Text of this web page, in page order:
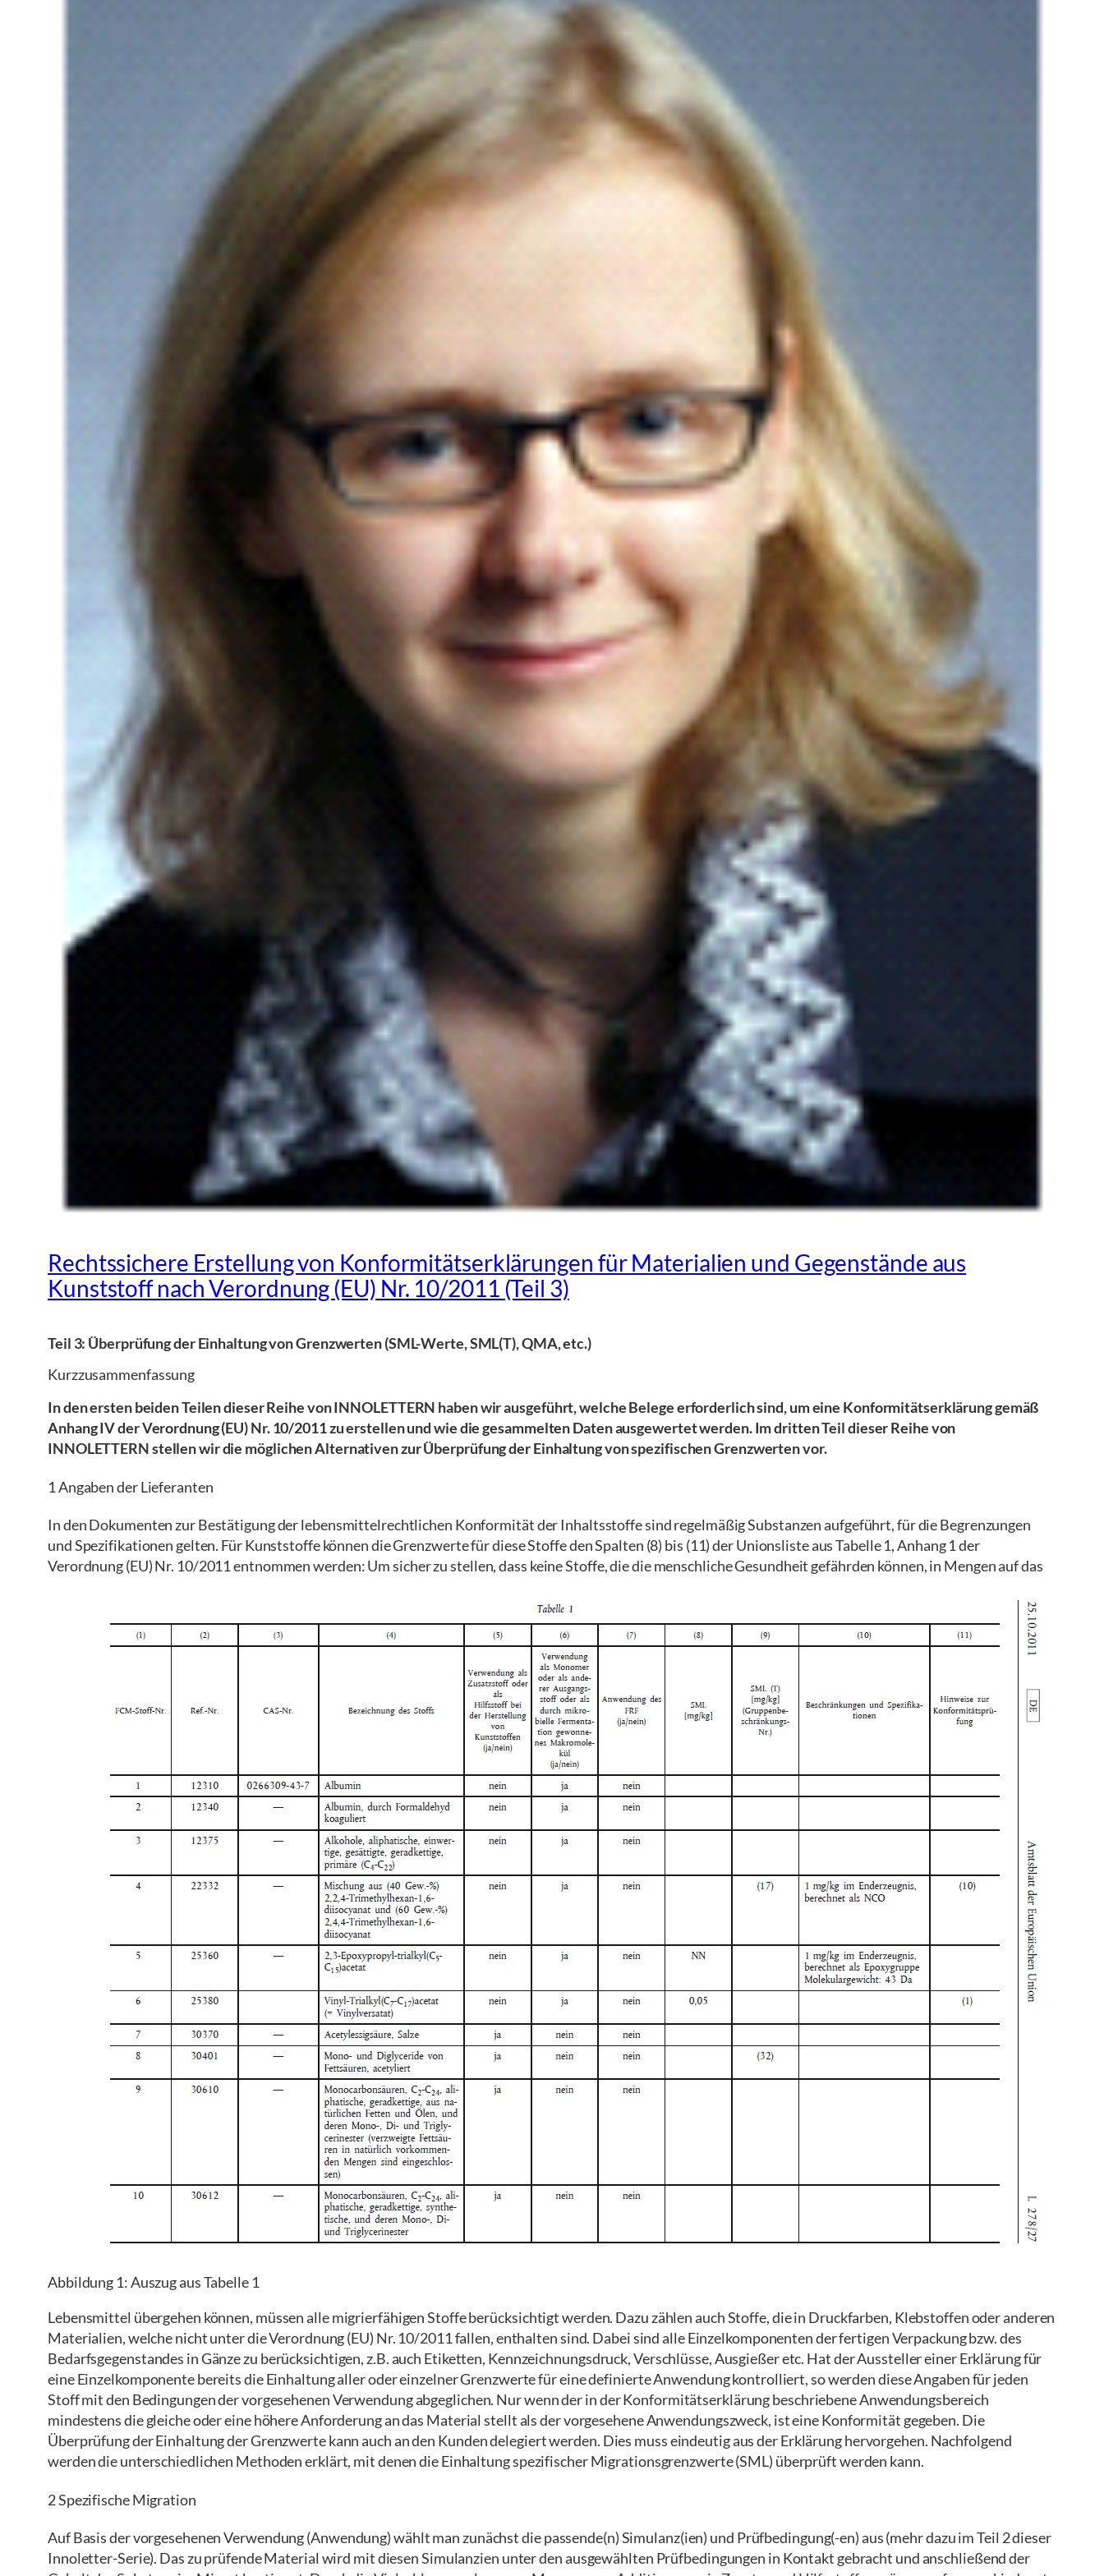
Rechtssichere Erstellung von Konformitätserklärungen für Materialien und Gegenstände aus
Kunststoff nach Verordnung (EU) Nr. 10/2011 (Teil 3)
Teil 3: Überprüfung der Einhaltung von Grenzwerten (SML-Werte, SML(T), QMA, etc.)
Kurzzusammenfassung
In den ersten beiden Teilen dieser Reihe von INNOLETTERN haben wir ausgeführt, welche Belege erforderlich sind, um eine Konformitätserklärung gemäß
Anhang IV der Verordnung (EU) Nr. 10/2011 zu erstellen und wie die gesammelten Daten ausgewertet werden. Im dritten Teil dieser Reihe von
INNOLETTERN stellen wir die möglichen Alternativen zur Überprüfung der Einhaltung von spezifischen Grenzwerten vor.
1 Angaben der Lieferanten
In den Dokumenten zur Bestätigung der lebensmittelrechtlichen Konformität der Inhaltsstoffe sind regelmäßig Substanzen aufgeführt, für die Begrenzungen
und Spezifikationen gelten. Für Kunststoffe können die Grenzwerte für diese Stoffe den Spalten (8) bis (11) der Unionsliste aus Tabelle 1, Anhang 1 der
Verordnung (EU) Nr. 10/2011 entnommen werden:
Abbildung 1: Auszug aus Tabelle 1
Um sicher zu stellen, dass keine Stoffe, die die menschliche Gesundheit gefährden können, in Mengen auf das
Lebensmittel übergehen können, müssen alle migrierfähigen Stoffe berücksichtigt werden. Dazu zählen auch Stoffe, die in Druckfarben, Klebstoffen oder anderen
Materialien, welche nicht unter die Verordnung (EU) Nr. 10/2011 fallen, enthalten sind. Dabei sind alle Einzelkomponenten der fertigen Verpackung bzw. des
Bedarfsgegenstandes in Gänze zu berücksichtigen, z.B. auch Etiketten, Kennzeichnungsdruck, Verschlüsse, Ausgießer etc. Hat der Aussteller einer Erklärung für
eine Einzelkomponente bereits die Einhaltung aller oder einzelner Grenzwerte für eine definierte Anwendung kontrolliert, so werden diese Angaben für jeden
Stoff mit den Bedingungen der vorgesehenen Verwendung abgeglichen. Nur wenn der in der Konformitätserklärung beschriebene Anwendungsbereich
mindestens die gleiche oder eine höhere Anforderung an das Material stellt als der vorgesehene Anwendungszweck, ist eine Konformität gegeben. Die
Überprüfung der Einhaltung der Grenzwerte kann auch an den Kunden delegiert werden. Dies muss eindeutig aus der Erklärung hervorgehen. Nachfolgend
werden die unterschiedlichen Methoden erklärt, mit denen die Einhaltung spezifischer Migrationsgrenzwerte (SML) überprüft werden kann.
2 Spezifische Migration
Auf Basis der vorgesehenen Verwendung (Anwendung) wählt man zunächst die passende(n) Simulanz(ien) und Prüfbedingung(-en) aus (mehr dazu im Teil 2 dieser
Innoletter-Serie). Das zu prüfende Material wird mit diesen Simulanzien unter den ausgewählten Prüfbedingungen in Kontakt gebracht und anschließend der